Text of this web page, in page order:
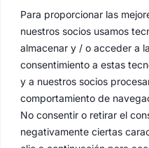
Para proporcionar las
nuestros socios usamos
almacenar y / o acceder a
consentimiento a estas
y a nuestros socios
comportamiento de
No consentir o retirar el
negativamente ciertas